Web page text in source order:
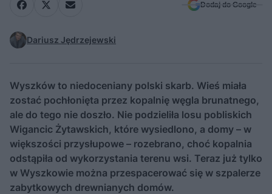
Dodaj do Google
Dariusz Jędrzejewski
Wyszków to niedoceniany polski skarb. Wieś miała
zostać pochłonięta przez kopalnię węgla brunatnego,
ale do tego nie doszło. Nie podzieliła losu pobliskich
Wigancic Żytawskich, które wysiedlono, a domy – w
większości przysłupowe – rozebrano, choć kopalnia
odstąpiła od wykorzystania terenu wsi. Teraz już tylko
w Wyszkowie można przespacerować się w szpalerze
zabytkowych drewnianych domów.